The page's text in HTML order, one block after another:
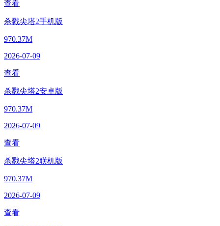
查看
杀戮尖塔2手机版
970.37M
2026-07-09
查看
杀戮尖塔2安卓版
970.37M
2026-07-09
查看
杀戮尖塔2联机版
970.37M
2026-07-09
查看